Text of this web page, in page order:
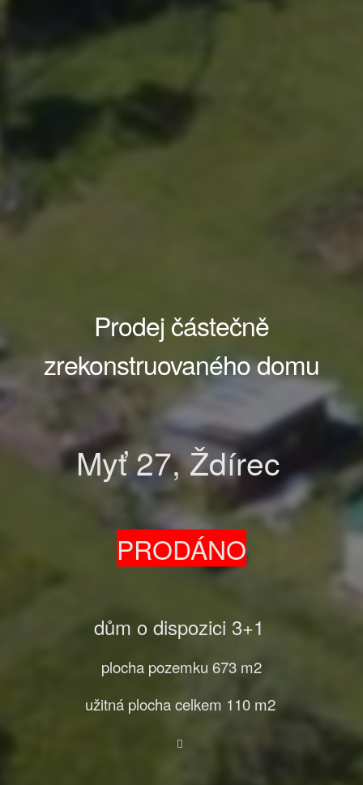
Prodej částečně
zrekonstruovaného domu
Myť 27, Ždírec
PRODÁNO
dům o dispozici 3+1
plocha pozemku 673 m2
užitná plocha celkem 110 m2